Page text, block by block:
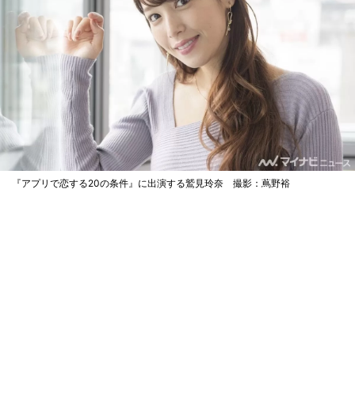
『アプリで恋する20の条件』に出演する鷲見玲奈 撮影：蔦野裕